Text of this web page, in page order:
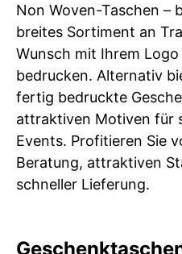
Non Woven-Taschen –
breites Sortiment an
Wunsch mit Ihrem
bedrucken. Alternativ
fertig bedruckte
attraktiven Motiven für
Events. Profitieren Sie
Beratung, attraktiven
schneller Lieferung.